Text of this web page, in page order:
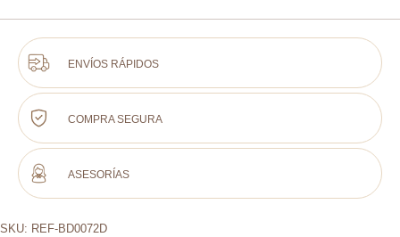
ENVÍOS RÁPIDOS
COMPRA SEGURA
ASESORÍAS
SKU: REF-BD0072D